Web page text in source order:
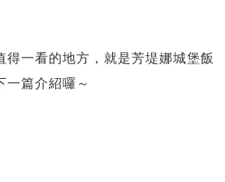
得一看的地方，就是芳堤娜城堡飯
一篇介紹囉～